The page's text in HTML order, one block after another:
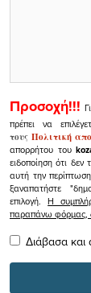
Προσοχή!!!
πρέπει να
τουςΠολιτική
απορρήτου του
ειδοποίηση ότι
αυτή την
ξαναπατήστε
επιλογή.Η
παραπάνω φόρμας,
Διάβασα και